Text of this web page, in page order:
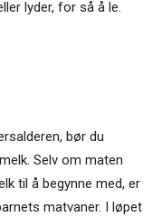
lyder, for så å le.
bør du
Selv om maten
til å begynne med, er
matvaner. I løpet